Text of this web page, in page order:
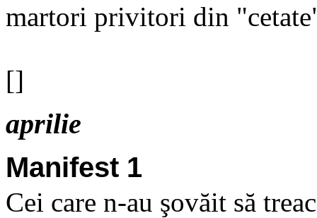
martori privitori din
[]
aprilie
Manifest 1
Cei care n-au şovăit să